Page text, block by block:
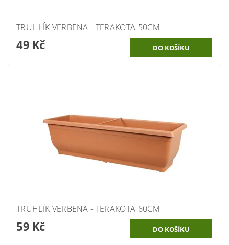
TRUHLÍK VERBENA - TERAKOTA 50CM
49 Kč
TRUHLÍK VERBENA - TERAKOTA 60CM
59 Kč